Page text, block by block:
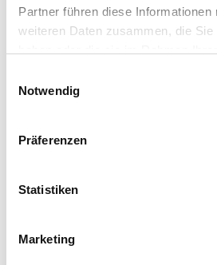
Partner führen diese
weiteren Daten zusammen, die Sie
Notwendig
Präferenzen
Statistiken
Marketing
Umrechnungsfaktoren